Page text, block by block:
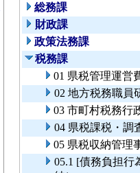
総務課
財政課
政策法務課
税務課
01 県税管理運営
02 地方税務職員
03 市町村税務行
04 県税課税・調
05 県税収納管理
05.1 [債務負担行